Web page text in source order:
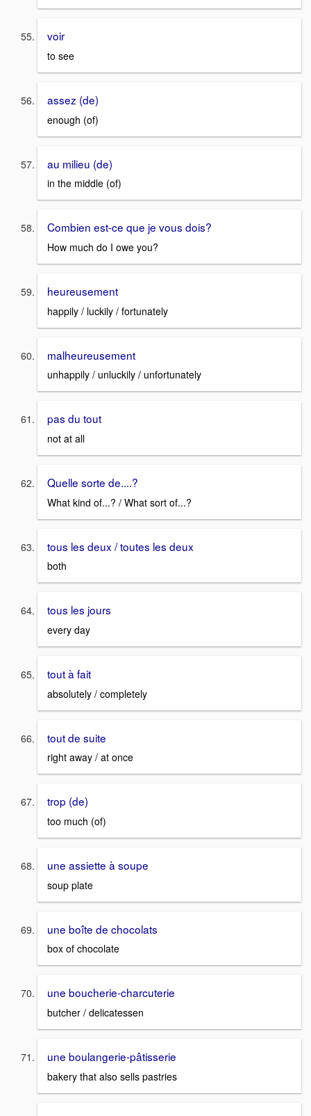
voir
to see
assez (de)
enough (of)
au milieu (de)
in the middle (of)
Combien est-ce que je vous dois?
How much do I owe you?
heureusement
happily / luckily / fortunately
malheureusement
unhappily / unluckily / unfortunately
pas du tout
not at all
Quelle sorte de....?
What kind of...? / What sort of...?
tous les deux / toutes les deux
both
tous les jours
every day
tout à fait
absolutely / completely
tout de suite
right away / at once
trop (de)
too much (of)
une assiette à soupe
soup plate
une boîte de chocolats
box of chocolate
une boucherie-charcuterie
butcher / delicatessen
une boulangerie-pâtisserie
bakery that also sells pastries